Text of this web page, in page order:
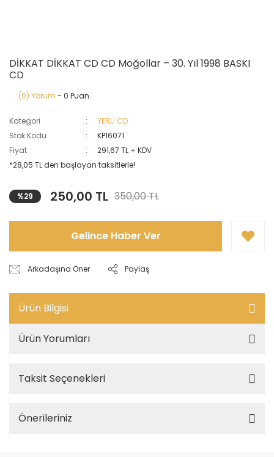
DİKKAT DİKKAT CD CD Moğollar ‎– 30. Yıl 1998 BASKI
CD
(0) Yorum - 0 Puan
Kategori
YERLİ CD
Stok Kodu
KP16071
Fiyat
291,67 TL + KDV
*28,05 TL den başlayan taksitlerle!
%29 250,00 TL 350,00 TL
Gelince Haber Ver
Arkadaşına Öner Paylaş
Ürün Bilgisi
Ürün Yorumları
Taksit Seçenekleri
Önerileriniz